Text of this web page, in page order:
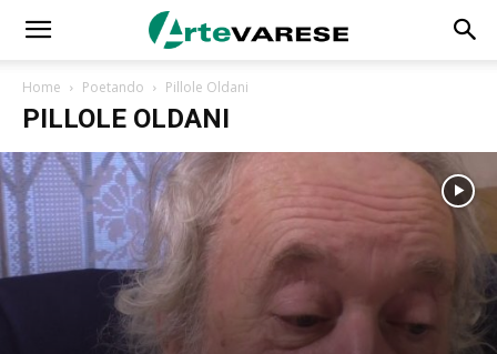
Home Poetando Pillole Oldani
PILLOLE OLDANI